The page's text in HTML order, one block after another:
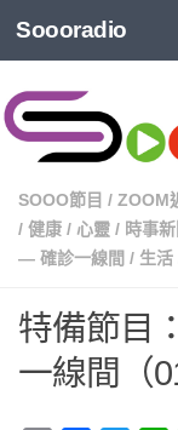
Soooradio
SOOO節目 / ZOOM
/ 健康 / 心靈 / 時事新
— 確診一線間 / 生活
特備節目
一線間（